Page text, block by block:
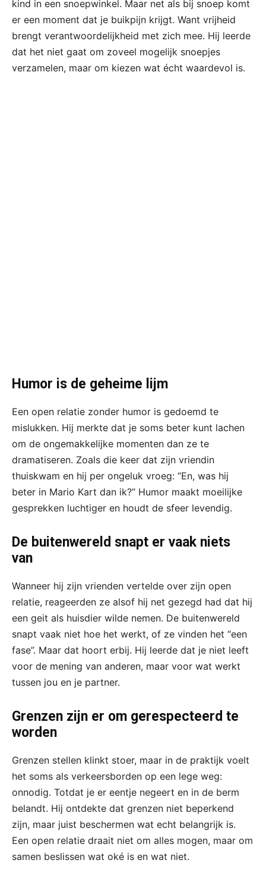
kind in een snoepwinkel. Maar net als bij snoep komt
er een moment dat je buikpijn krijgt. Want vrijheid
brengt verantwoordelijkheid met zich mee. Hij leerde
dat het niet gaat om zoveel mogelijk snoepjes
verzamelen, maar om kiezen wat écht waardevol is.
Humor is de geheime lijm
Een open relatie zonder humor is gedoemd te
mislukken. Hij merkte dat je soms beter kunt lachen
om de ongemakkelijke momenten dan ze te
dramatiseren. Zoals die keer dat zijn vriendin
thuiskwam en hij per ongeluk vroeg: “En, was hij
beter in Mario Kart dan ik?” Humor maakt moeilijke
gesprekken luchtiger en houdt de sfeer levendig.
De buitenwereld snapt er vaak niets
van
Wanneer hij zijn vrienden vertelde over zijn open
relatie, reageerden ze alsof hij net gezegd had dat hij
een geit als huisdier wilde nemen. De buitenwereld
snapt vaak niet hoe het werkt, of ze vinden het “een
fase”. Maar dat hoort erbij. Hij leerde dat je niet leeft
voor de mening van anderen, maar voor wat werkt
tussen jou en je partner.
Grenzen zijn er om gerespecteerd te
worden
Grenzen stellen klinkt stoer, maar in de praktijk voelt
het soms als verkeersborden op een lege weg:
onnodig. Totdat je er eentje negeert en in de berm
belandt. Hij ontdekte dat grenzen niet beperkend
zijn, maar juist beschermen wat echt belangrijk is.
Een open relatie draait niet om alles mogen, maar om
samen beslissen wat oké is en wat niet.